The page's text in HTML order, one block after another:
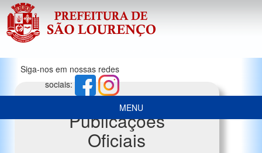
Siga-nos em nossas redes
sociais:
MENU
Publicações
Oficiais